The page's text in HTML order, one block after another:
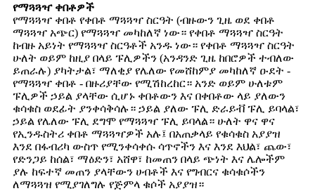
የማጓጓዣ ቀበቶዎች
የማጓጓዣ ቀበቶ የቀበቶ ማጓጓዣ ስርዓት (ብዙውን ጊዜ ወደ ቀበቶ
ማጓጓዣ አጭር) የማጓጓዣ መካከለኛ ነው። የቀበቶ ማጓጓዣ ስርዓት
ከብዙ አይነት የማጓጓዣ ስርዓቶች አንዱ ነው። የቀበቶ ማጓጓዣ ስርዓት
ሁለት ወይም ከዚያ በላይ ፑሊዎችን (አንዳንድ ጊዜ ከበሮዎች ተብለው
ይጠራሉ) ያካትታል፣ ማለቂያ የሌለው የመሸከምያ መካከለኛ ዑደት -
የማጓጓዣ ቀበቶ - በዙሪያቸው የሚሽከረከር። አንድ ወይም ሁለቱም
ፑሊዎች ኃይል ያላቸው ሲሆኑ ቀበቶውን እና በቀበቶው ላይ ያለውን
ቁሳቁስ ወደፊት ያንቀሳቅሳሉ። ኃይል ያለው ፑሊ ድራይቭ ፑሊ ይባላል፣
ኃይል የሌለው ፑሊ ደግሞ የማጓጓዣ ፑሊ ይባላል። ሁለት ዋና ዋና
የኢንዱስትሪ ቀበቶ ማጓጓዣዎች አሉ፤ በአጠቃላይ የቁሳቁስ አያያዝ
እንደ በፋብሪካ ውስጥ የሚንቀሳቀሱ ሳጥኖችን እና እንደ እህል፣ ጨው፣
የድንጋይ ከሰል፣ ማዕድን፣ አሸዋ፣ ከመጠን በላይ ጭነት እና ሌሎችም
ያሉ ከፍተኛ መጠን ያላቸውን ሀብቶች እና የግብርና ቁሳቁሶችን
ለማጓጓዝ የሚያገለግሉ የጅምላ ቁሶች አያያዝ።